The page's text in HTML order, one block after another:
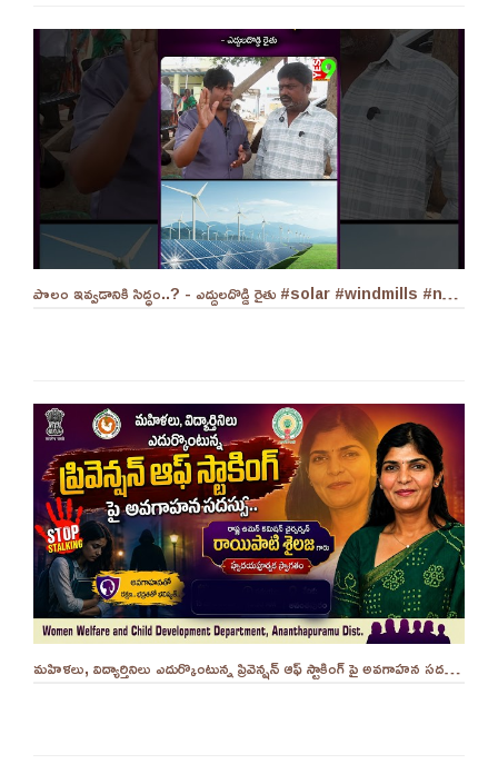
పొలం ఇవ్వడానికి సిద్ధం..? - ఎద్దులదొడ్డి రైతు #solar #windmills #naralokesh #solarenergy
మహిళలు, విద్యార్తినిలు ఎదుర్కొంటున్న ప్రివెన్షన్ ఆఫ్ స్టాకింగ్ పై అవగాహన సదస్సు.. - ||YES 9TV